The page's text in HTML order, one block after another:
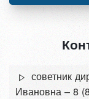
советник
Ивановна – 8